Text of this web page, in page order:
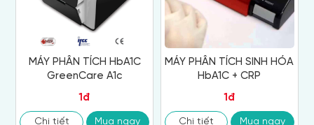
MÁY PHÂN TÍCH HbA1C
GreenCare A1c
1đ
Chi tiết Mua ngay
MÁY PHÂN TÍCH SINH HÓA
HbA1C + CRP
1đ
Chi tiết Mua ngay